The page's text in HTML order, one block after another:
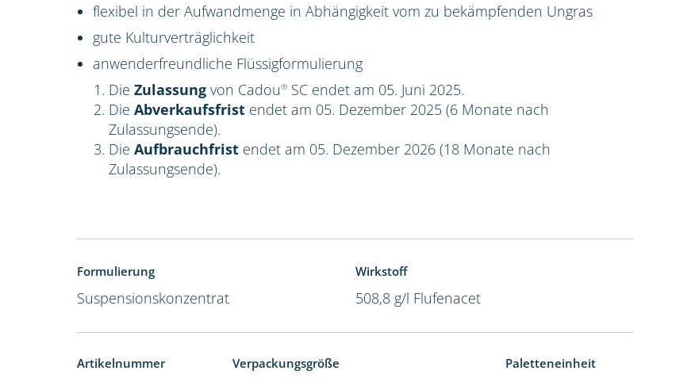
flexibel in der Aufwandmenge in Abhängigkeit vom zu bekämpfenden Ungras
gute Kulturverträglichkeit
anwenderfreundliche Flüssigformulierung
DieZulassung von Cadou® SC endet am 05. Juni 2025.
DieAbverkaufsfrist endet am 05. Dezember 2025 (6 Monate nach
Zulassungsende).
DieAufbrauchfrist endet am 05. Dezember 2026 (18 Monate nach
Zulassungsende).
Formulierung
Suspensionskonzentrat
Wirkstoff
508,8 g/l Flufenacet
Artikelnummer Verpackungsgröße Paletteneinheit